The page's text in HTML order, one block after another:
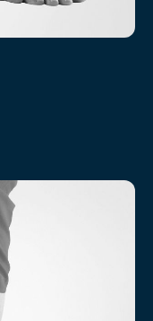
5 Sternen